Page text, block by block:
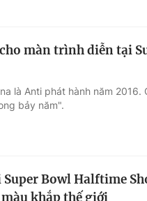
màn trình diễn tại
là Anti phát hành năm
bảy năm".
Bowl Halftime
khắp thế giới